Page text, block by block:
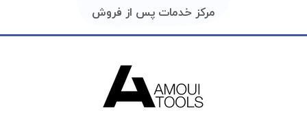
مرکز خدمات پس از فروش